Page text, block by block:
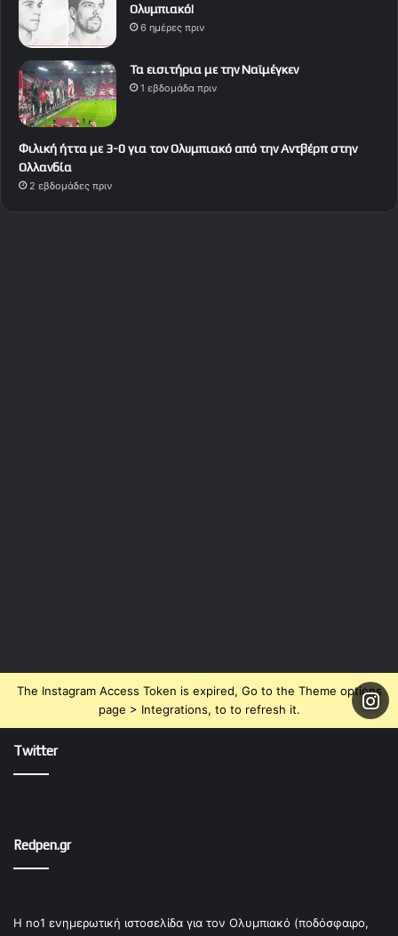
Ολυμπιακό!
6 ημέρες πριν
Τα εισιτήρια με την Ναϊμέγκεν
1 εβδομάδα πριν
Φιλική ήττα με 3-0 για τον Ολυμπιακό από την Αντβέρπ στην
Ολλανδία
2 εβδομάδες πριν
The Instagram Access Token is expired, Go to the Theme options
page > Integrations, to to refresh it.
Twitter
Redpen.gr
Η no1 ενημερωτική ιστοσελίδα για τον Ολυμπιακό (ποδόσφαιρο,